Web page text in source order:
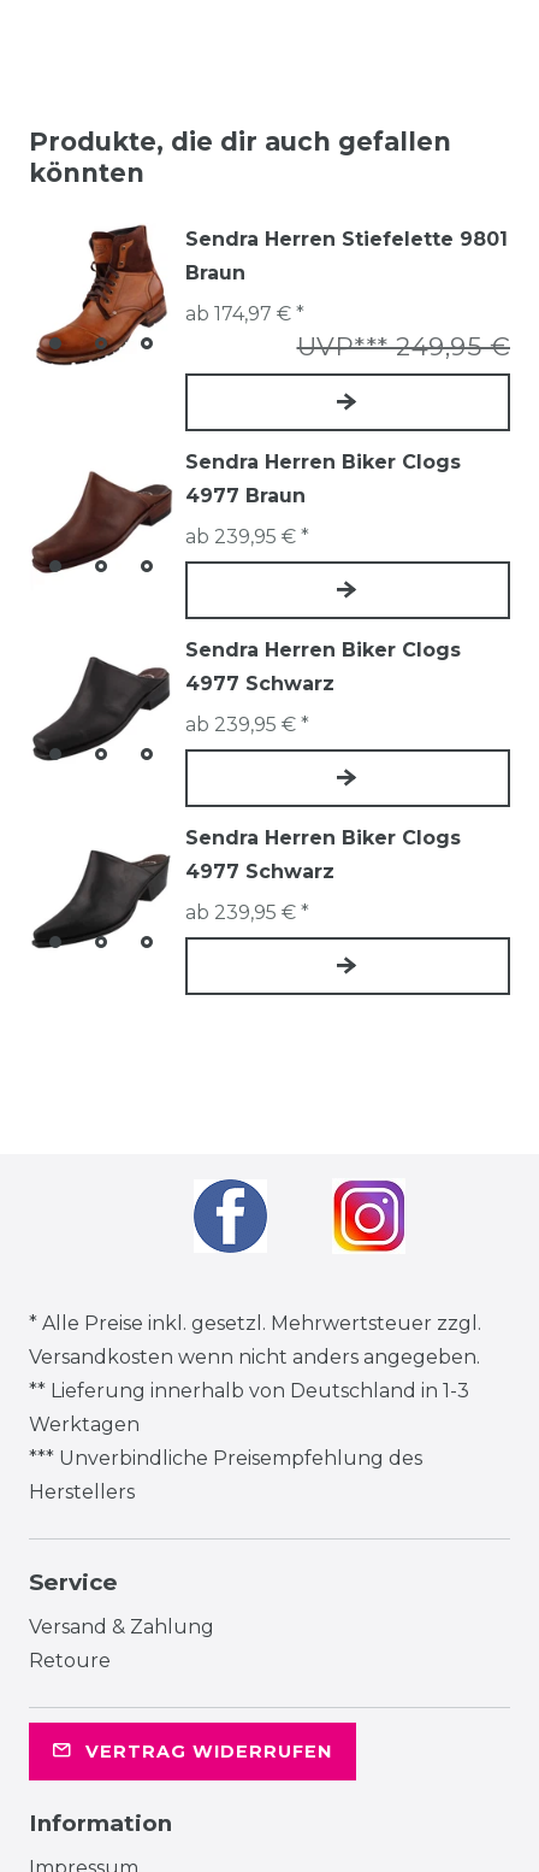
Produkte, die dir auch gefallen
könnten
Sendra Herren Stiefelette 9801
Braun
UVP*** 249,95 €
ab 174,97 € *
Sendra Herren Biker Clogs
4977 Braun
ab 239,95 € *
Sendra Herren Biker Clogs
4977 Schwarz
ab 239,95 € *
Sendra Herren Biker Clogs
4977 Schwarz
ab 239,95 € *
* Alle Preise inkl. gesetzl. Mehrwertsteuer zzgl.
Versandkosten wenn nicht anders angegeben.
** Lieferung innerhalb von Deutschland in 1-3
Werktagen
*** Unverbindliche Preisempfehlung des
Herstellers
Service
Versand & Zahlung
Retoure
VERTRAG WIDERRUFEN
Information